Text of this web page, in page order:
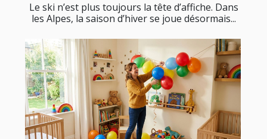
Le ski n’est plus toujours la tête d’affiche. Dans
les Alpes, la saison d’hiver se joue désormais...